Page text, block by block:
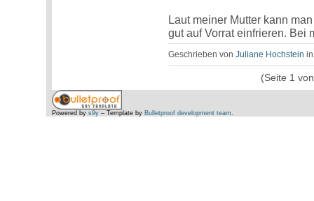
Laut meiner Mutter kann
gut auf Vorrat einfrieren. Bei
Geschrieben vonJuliane Hochstein
(Seite 1
Powered by s9y– Template by Bulletproof development team